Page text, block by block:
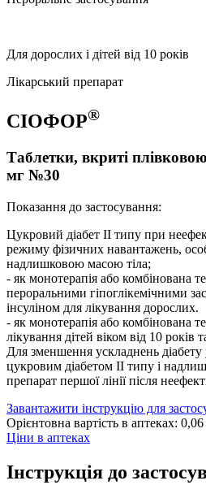
Для дорослих і дітей від 10 років
Лікарський препарат
СІОФОР®
Таблетки, вкриті
мг №30
Показання до застосування:
Цукровий діабет ІІ типу при
режиму фізичних навантажень,
надлишковою масою тіла;
- як монотерапія або комбінована
пероральними гіпоглікемічними
інсуліном для лікування дорослих.
- як монотерапія або комбінована
лікування дітей віком від 10 років
Для зменшення ускладнень діабету
цукровим діабетом ІІ типу і
препарат першої лінії після
Завантажити інструкцію для
Орієнтовна вартість в аптеках: 0,06
Ціни в аптеках
Інструкція до